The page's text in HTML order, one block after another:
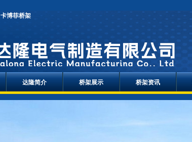
卡博菲桥架
达隆简介 桥架展示 桥架资讯